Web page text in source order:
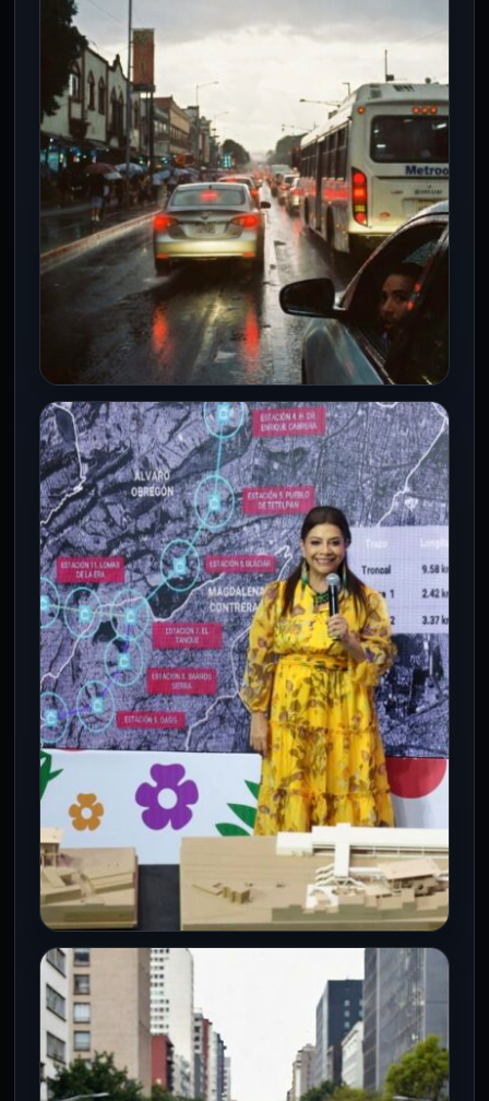
18 May 2026
La Secretaría de Turismo de Tlaxcala
confirmó el periodo oficial de avistamiento
que abarca 60 días en los…
CDMX
El Popocatépetl y las lluvias
complicarán las condiciones
climáticas en la CDMX
6 Ago 2026
La capital enfrentará una combinación de
calor durante el día y tormentas por la
tarde, con riesgo de…
CDMX
¿Adiós a los traslados de horas?
CDMX impulsa tres nuevas líneas
de Cablebús
5 Ago 2026